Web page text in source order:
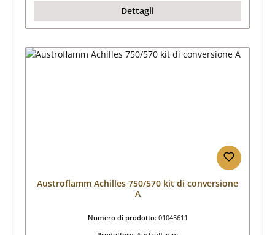
Dettagli
Austroflamm Achilles 750/570 kit di conversione
A
Numero di prodotto: 01045611